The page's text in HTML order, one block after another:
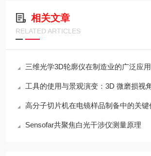
相关文章
RELATED ARTICLES
三维光学3D轮廓仪在制造业的广泛应用
工具的使用与景观演变：3D 微磨损视
高分子切片机在电镜样品制备中的关键
Sensofar共聚焦白光干涉仪测量原理